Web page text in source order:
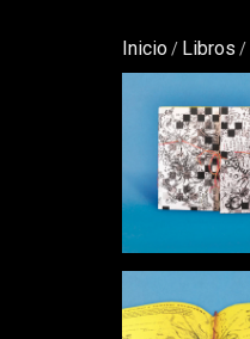
Inicio/ Libros /